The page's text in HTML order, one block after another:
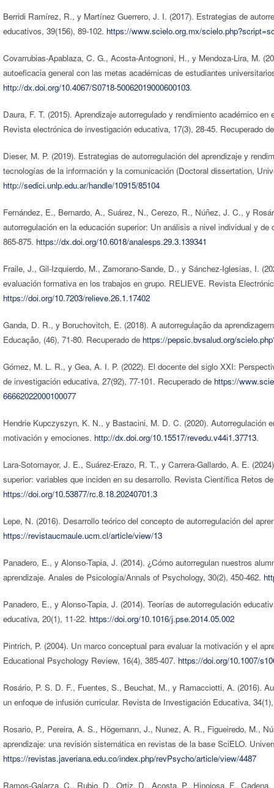
Berridi Ramírez, R., y Martínez Guerrero, J. I. (2017). Estrategias de
educativos, 39(156), 89-102. https://www.scielo.org.mx/
Covarrubias-Apablaza, C. G., Acosta-Antognoni, H., y Mendoza-Lira, M.
autoeficacia general con las metas académicas de estudiantes
http://dx.doi.org/10.4067/S0718-50062019000600103.
Daura, F. T. (2015). Aprendizaje autorregulado y rendimiento académico
Revista electrónica de investigación educativa, 17(3), 28-45. Recuperado
Dieser, M. P. (2019). Estrategias de autorregulación del aprendizaje y
tecnologías de la información y la comunicación (Doctoral dissertation,
http://sedici.unlp.edu.ar/handle/10915/85104
Fernández, E., Bernardo, A., Suárez, N., Cerezo, R., Núñez, J. C., y
autorregulación en la educación superior: Un análisis a nivel individual y
865-875. https://dx.doi.org/10.6018/analesps.29.3.139341
Fraile, J., Gil-Izquierdo, M., Zamorano-Sande, D., y Sánchez-Iglesias, I.
evaluación formativa en los trabajos en grupo. RELIEVE. Revista
https://doi.org/10.7203/relieve.26.1.17402
Ganda, D. R., y Boruchovitch, E. (2018). A autorregulação da
Educação, (46), 71-80. Recuperado de https://pepsic.bvsalud.org/
Gómez, M. L. R., y Gea, A. I. P. (2022). El docente del siglo XXI:
de investigación educativa, 27(92), 77-101. Recuperado de https://
66662022000100077
Hendrie Kupczyszyn, K. N., y Bastacini, M. D. C. (2020). Autorregulación
motivación y emociones. http://dx.doi.org/10.15517/revedu.v44i1.37713.
Lara-Sotomayor, J. E., Suárez-Erazo, R. T., y Carrera-Gallardo, A. E.
superior: variables que inciden en su desarrollo. Revista Científica Retos
https://doi.org/10.53877/rc.8.18.20240701.3
Lepe, N. (2016). Desarrollo teórico del concepto de autorregulación del
https://revistaucmaule.ucm.cl/article/view/13
Panadero, E., y Alonso-Tapia, J. (2014). ¿Cómo autorregulan nuestros
aprendizaje. Anales de Psicología/Annals of Psychology, 30(2), 450-462.
Panadero, E., y Alonso-Tapia, J. (2014). Teorías de autorregulación
educativa, 20(1), 11-22. https://doi.org/10.1016/j.pse.2014.05.002
Pintrich, P. (2004). Un marco conceptual para evaluar la motivación y el
Educational Psychology Review, 16(4), 385-407. https://doi.org/10.1007/
Rosário, P. S. D. F., Fuentes, S., Beuchat, M., y Ramacciotti, A. (2016).
un enfoque de infusión curricular. Revista de Investigación Educativa,
Rosario, P., Pereira, A. S., Högemann, J., Nunez, A. R., Figueiredo, M.,
aprendizaje: una revisión sistemática en revistas de la base SciELO.
https://revistas.javeriana.edu.co/index.php/revPsycho/article/view/4487
Ramos-Galarza, C., Rubio, D., Ortiz, D., Acosta, P., Hinojosa, F.,